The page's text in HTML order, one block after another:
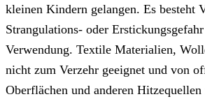
kleinen Kindern gelangen. Es besteht
Strangulations- oder
Verwendung. Textile Materialien,
nicht zum Verzehr geeignet und von
Oberflächen und anderen